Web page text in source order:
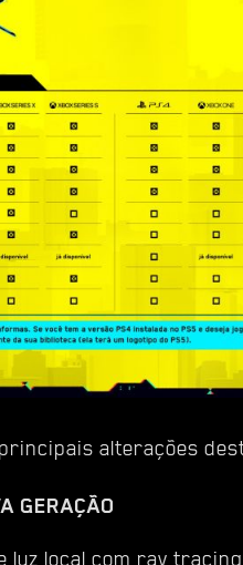
alterações
GERAÇÃO
luz local com ray